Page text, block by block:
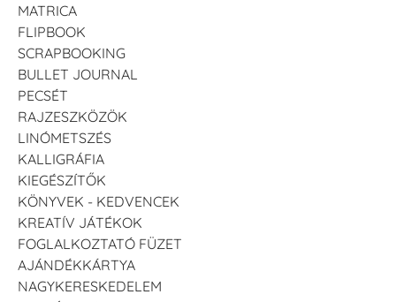
MATRICA
FLIPBOOK
SCRAPBOOKING
BULLET JOURNAL
PECSÉT
RAJZESZKÖZÖK
LINÓMETSZÉS
KALLIGRÁFIA
KIEGÉSZÍTŐK
KÖNYVEK - KEDVENCEK
KREATÍV JÁTÉKOK
FOGLALKOZTATÓ FÜZET
AJÁNDÉKKÁRTYA
NAGYKERESKEDELEM